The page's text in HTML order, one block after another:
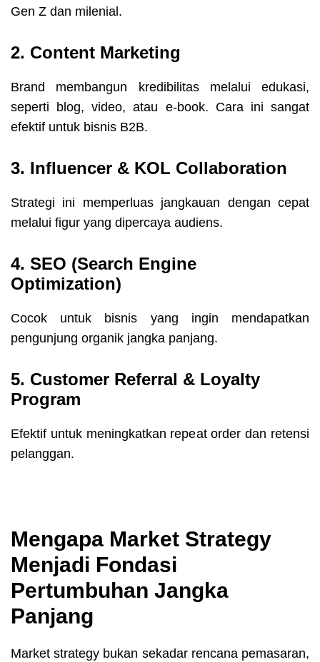
Gen Z dan milenial.
2. Content Marketing
Brand membangun kredibilitas melalui edukasi,
seperti blog, video, atau e-book. Cara ini sangat
efektif untuk bisnis B2B.
3. Influencer & KOL Collaboration
Strategi ini memperluas jangkauan dengan cepat
melalui figur yang dipercaya audiens.
4. SEO (Search Engine
Optimization)
Cocok untuk bisnis yang ingin mendapatkan
pengunjung organik jangka panjang.
5. Customer Referral & Loyalty
Program
Efektif untuk meningkatkan repeat order dan retensi
pelanggan.
Mengapa Market Strategy
Menjadi Fondasi
Pertumbuhan Jangka
Panjang
Market strategy bukan sekadar rencana pemasaran,